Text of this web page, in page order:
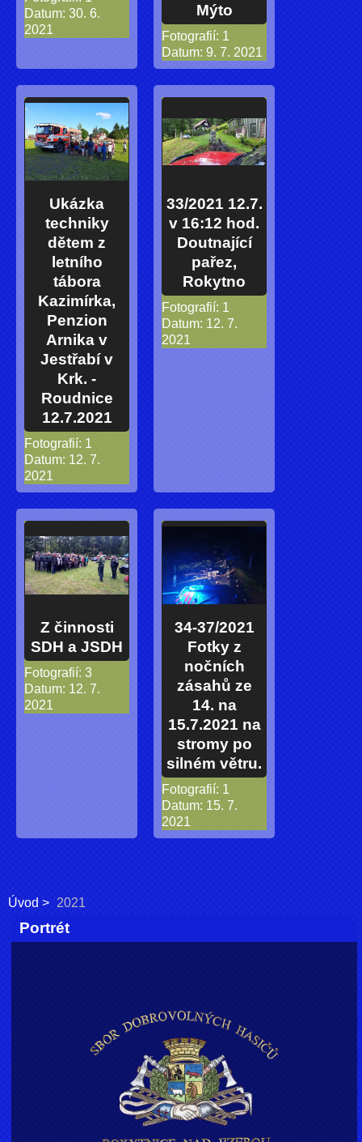
Datum: 30. 6.
2021
Mýto
Fotografií: 1
Datum: 9. 7. 2021
Ukázka
techniky
dětem z
letního
tábora
Kazimírka,
Penzion
Arnika v
Jestřabí v
Krk. -
Roudnice
12.7.2021
Fotografií: 1
Datum: 12. 7.
2021
33/2021 12.7.
v 16:12 hod.
Doutnající
pařez,
Rokytno
Fotografií: 1
Datum: 12. 7.
2021
Z činnosti
SDH a JSDH
Fotografií: 3
Datum: 12. 7.
2021
34-37/2021
Fotky z
nočních
zásahů ze
14. na
15.7.2021 na
stromy po
silném větru.
Fotografií: 1
Datum: 15. 7.
2021
Úvod 2021
Portrét